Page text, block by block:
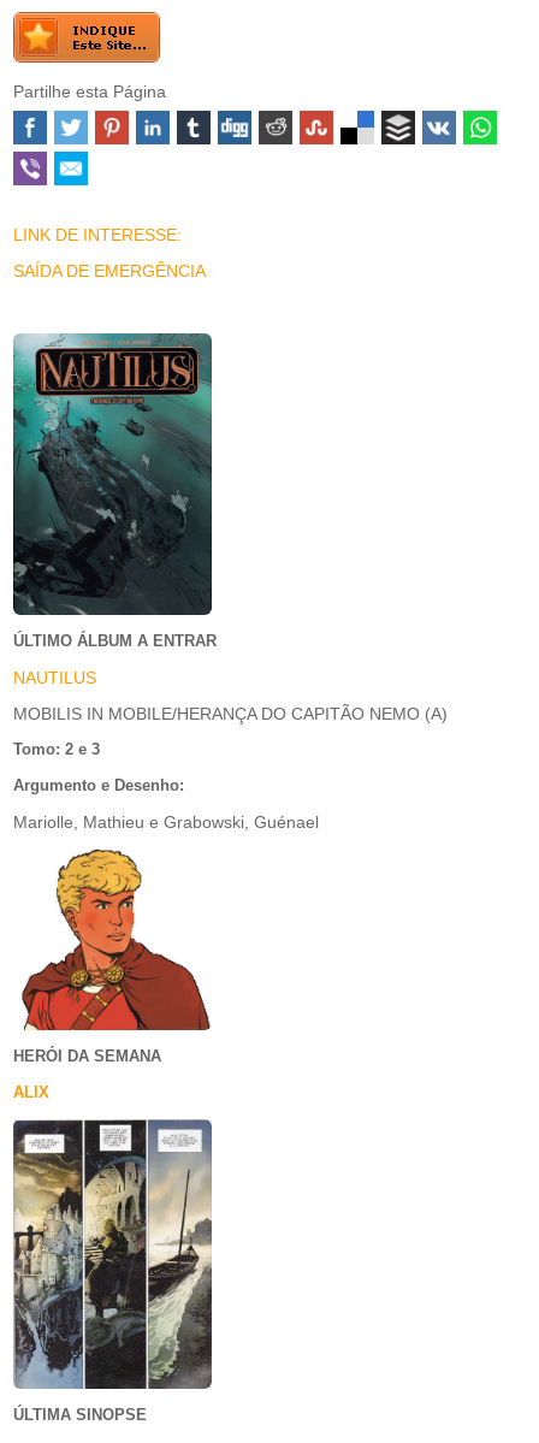
Partilhe esta Página
LINK DE INTERESSE:
SAÍDA DE EMERGÊNCIA
ÚLTIMO ÁLBUM A ENTRAR
NAUTILUS
MOBILIS IN MOBILE/HERANÇA DO CAPITÃO NEMO (A)
Tomo: 2 e 3
Argumento e Desenho:
Mariolle, Mathieu e Grabowski, Guénael
HERÓI DA SEMANA
ALIX
ÚLTIMA SINOPSE